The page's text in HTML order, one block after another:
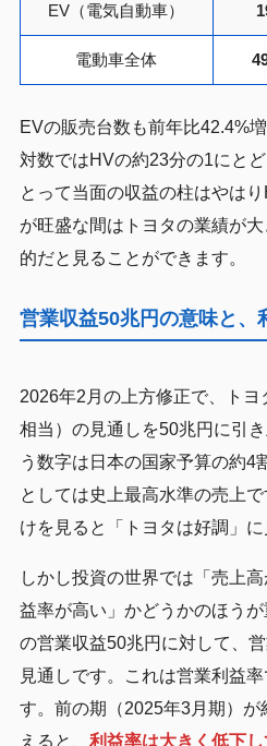
EV（電気自動車）
電動車全体
EVの販売台数も前年比42.4%
対数ではHVの約23分の1にと
とって当面の収益の柱はやは
が旺盛な間はトヨタの業績が
的だと見ることができます。
営業収益50兆円の意味と、
2026年2月の上方修正で、トヨ
相当）の見通しを50兆円に引
う数字は日本の国家予算の約4
としては史上最高水準の売上
けを見ると「トヨタは好調」に
しかし投資の世界では「売上
益率が高い」かどうかのほう
の営業収益50兆円に対して、
見通しです。これは営業利益
す。前の期（2025年3月期）
えると、 利益率は大きく低下